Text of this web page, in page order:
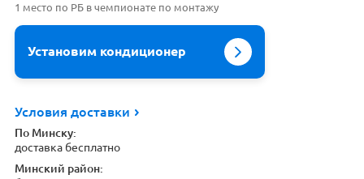
1 место по РБ в чемпионате по монтажу
Установим кондиционер
Условия доставки
По Минску:
доставка бесплатно
Минский район: